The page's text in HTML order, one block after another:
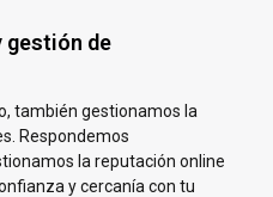
gestión de
también gestionamos la
Respondemos
la reputación online
y cercanía con tu